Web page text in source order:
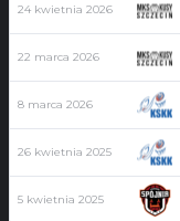
24 kwietnia 2026
22 marca 2026
8 marca 2026
26 kwietnia 2025
5 kwietnia 2025